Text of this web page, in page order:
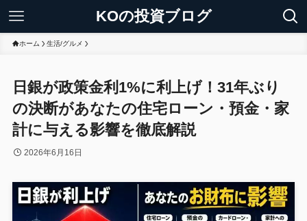
KOの投資ブログ
ホーム 生活/グルメ
日銀が政策金利1%に利上げ！31年ぶり
の決断があなたの住宅ローン・預金・家
計に与える影響を徹底解説
2026年6月16日